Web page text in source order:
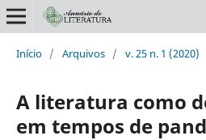
Início / Arquivos / v. 25 n. 1 (2020)
A literatura como
em tempos de